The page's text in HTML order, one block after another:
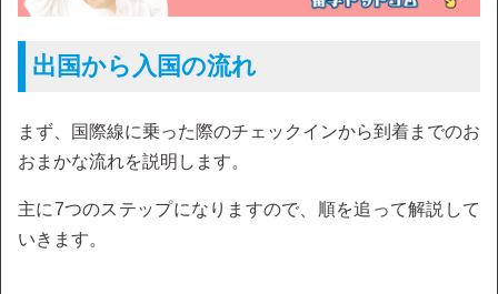
出国から入国の流れ
まず、国際線に乗った際のチェックインから到着までのお
おまかな流れを説明します。
主に7つのステップになりますので、順を追って解説して
いきます。